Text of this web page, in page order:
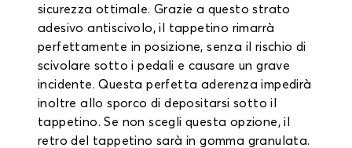
sicurezza ottimale. Grazie a questo strato
adesivo antiscivolo, il tappetino rimarrà
perfettamente in posizione, senza il rischio di
scivolare sotto i pedali e causare un grave
incidente. Questa perfetta aderenza impedirà
inoltre allo sporco di depositarsi sotto il
tappetino. Se non scegli questa opzione, il
retro del tappetino sarà in gomma granulata.